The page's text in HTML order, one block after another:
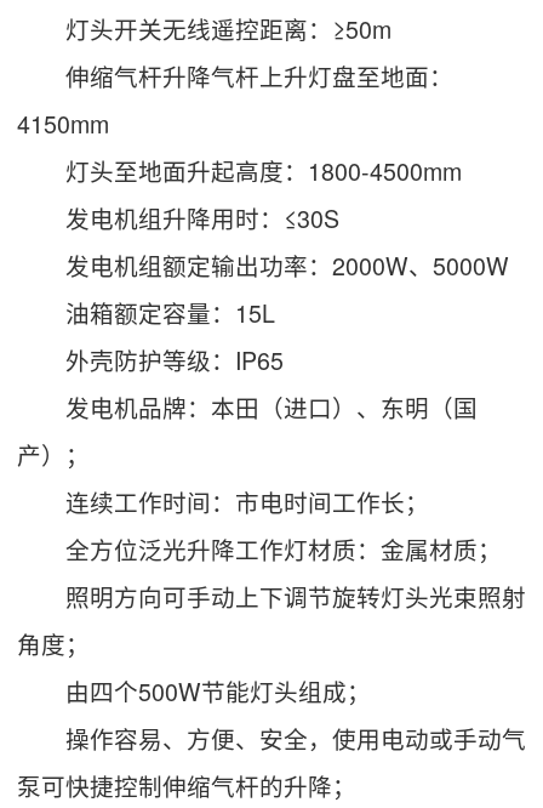
灯头开关无线遥控距离：≥50m
伸缩气杆升降气杆上升灯盘至地面：
4150mm
灯头至地面升起高度：1800-4500mm
发电机组升降用时：≤30S
发电机组额定输出功率：2000W、5000W
油箱额定容量：15L
外壳防护等级：IP65
发电机品牌：本田（进口）、东明（国
产）；
连续工作时间：市电时间工作长；
全方位泛光升降工作灯材质：金属材质；
照明方向可手动上下调节旋转灯头光束照射
角度；
由四个500W节能灯头组成；
操作容易、方便、安全，使用电动或手动气
泵可快捷控制伸缩气杆的升降；